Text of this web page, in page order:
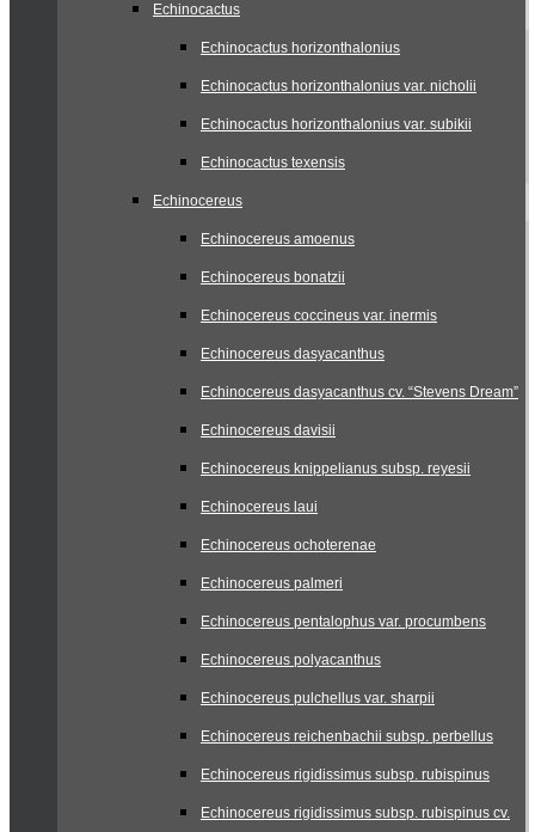
Echinocactus
Echinocactus horizonthalonius
Echinocactus horizonthalonius var. nicholii
Echinocactus horizonthalonius var. subikii
Echinocactus texensis
Echinocereus
Echinocereus amoenus
Echinocereus bonatzii
Echinocereus coccineus var. inermis
Echinocereus dasyacanthus
Echinocereus dasyacanthus cv. “Stevens Dream”
Echinocereus davisii
Echinocereus knippelianus subsp. reyesii
Echinocereus laui
Echinocereus ochoterenae
Echinocereus palmeri
Echinocereus pentalophus var. procumbens
Echinocereus polyacanthus
Echinocereus pulchellus var. sharpii
Echinocereus reichenbachii subsp. perbellus
Echinocereus rigidissimus subsp. rubispinus
Echinocereus rigidissimus subsp. rubispinus cv.